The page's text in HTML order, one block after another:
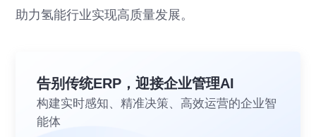
助力氢能行业实现高质量发展。
告别传统ERP，迎接企业管理AI
构建实时感知、精准决策、高效运营的企业智
能体